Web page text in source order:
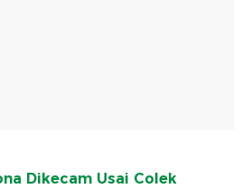
Dikecam Usai Colek